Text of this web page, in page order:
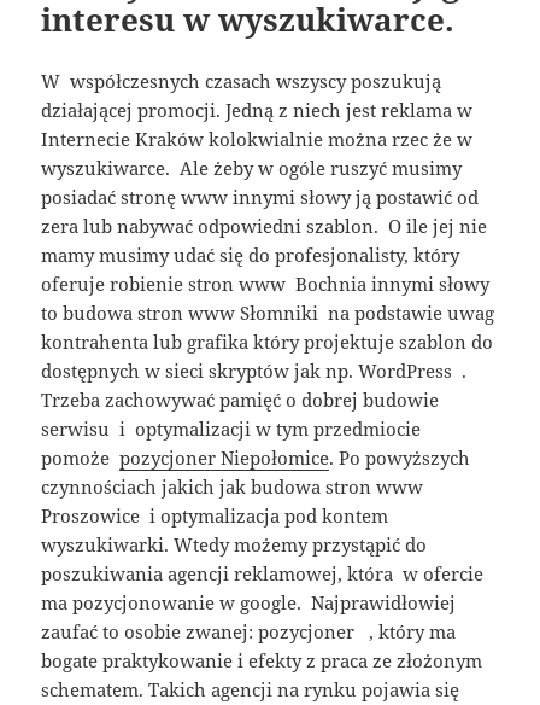
interesu w wyszukiwarce.
W współczesnych czasach wszyscy poszukują
działającej promocji. Jedną z niech jest reklama w
Internecie Kraków kolokwialnie można rzec że w
wyszukiwarce. Ale żeby w ogóle ruszyć musimy
posiadać stronę www innymi słowy ją postawić od
zera lub nabywać odpowiedni szablon. O ile jej nie
mamy musimy udać się do profesjonalisty, który
oferuje robienie stron www Bochnia innymi słowy
to budowa stron www Słomniki na podstawie uwag
kontrahenta lub grafika który projektuje szablon do
dostępnych w sieci skryptów jak np. WordPress .
Trzeba zachowywać pamięć o dobrej budowie
serwisu i optymalizacji w tym przedmiocie
pomożepozycjoner Niepołomice. Po powyższych
czynnościach jakich jak budowa stron www
Proszowice i optymalizacja pod kontem
wyszukiwarki. Wtedy możemy przystąpić do
poszukiwania agencji reklamowej, która w ofercie
ma pozycjonowanie w google. Najprawidłowiej
zaufać to osobie zwanej: pozycjoner , który ma
bogate praktykowanie i efekty z praca ze złożonym
schematem. Takich agencji na rynku pojawia się